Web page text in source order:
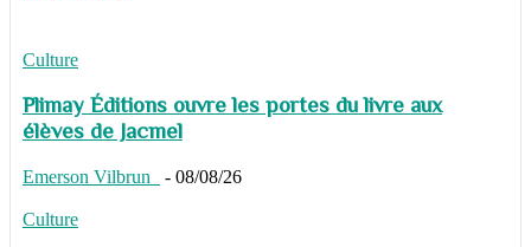
Culture
Plimay Éditions ouvre les portes du livre aux
élèves de Jacmel
Emerson Vilbrun - 08/08/26
Culture